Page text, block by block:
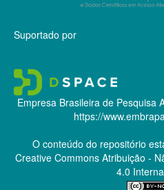
Suportado por
Empresa Brasileira de Pesquisa
https://
O conteúdo do repositório
Creative CommonsAtribuição -
4.0